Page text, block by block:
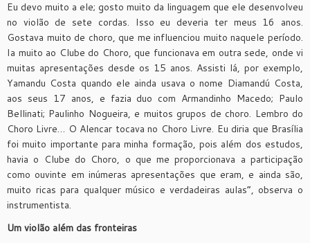
Eu devo muito a ele; gosto muito da linguagem que ele desenvolveu
no violão de sete cordas. Isso eu deveria ter meus 16 anos.
Gostava muito de choro, que me influenciou muito naquele período.
Ia muito ao Clube do Choro, que funcionava em outra sede, onde vi
muitas apresentações desde os 15 anos. Assisti lá, por exemplo,
Yamandu Costa quando ele ainda usava o nome Diamandú Costa,
aos seus 17 anos, e fazia duo com Armandinho Macedo; Paulo
Bellinati; Paulinho Nogueira, e muitos grupos de choro. Lembro do
Choro Livre… O Alencar tocava no Choro Livre. Eu diria que Brasília
foi muito importante para minha formação, pois além dos estudos,
havia o Clube do Choro, o que me proporcionava a participação
como ouvinte em inúmeras apresentações que eram, e ainda são,
muito ricas para qualquer músico e verdadeiras aulas”, observa o
instrumentista.
Um violão além das fronteiras